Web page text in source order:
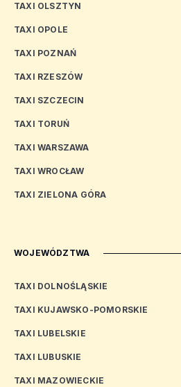
TAXI OLSZTYN
TAXI OPOLE
TAXI POZNAŃ
TAXI RZESZÓW
TAXI SZCZECIN
TAXI TORUŃ
TAXI WARSZAWA
TAXI WROCŁAW
TAXI ZIELONA GÓRA
WOJEWÓDZTWA
TAXI DOLNOŚLĄSKIE
TAXI KUJAWSKO-POMORSKIE
TAXI LUBELSKIE
TAXI LUBUSKIE
TAXI MAZOWIECKIE